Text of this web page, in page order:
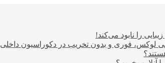
را نابود می‌کند!
لوکس، فوری و بدون تخریب در دکوراسیون داخلی